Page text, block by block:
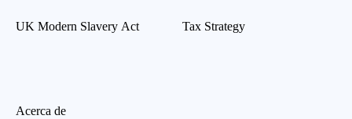
UK Modern Slavery Act Tax Strategy
Acerca de